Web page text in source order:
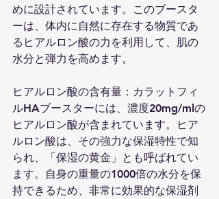
めに設計されています。このブースタ
ーは、体内に自然に存在する物質であ
るヒアルロン酸の力を利用して、肌の
水分と弾力を高めます。
ヒアルロン酸の含有量：カラットフィ
ルHAブースターには、濃度20mg/mlの
ヒアルロン酸が含まれています。ヒア
ルロン酸は、その強力な保湿特性で知
られ、「保湿の黄金」とも呼ばれてい
ます。自身の重量の1000倍の水分を保
持できるため、非常に効果的な保湿剤